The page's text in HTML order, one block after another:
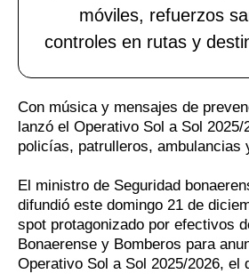
móviles, refuerzos
controles en rutas y
Con música y mensajes de
lanzó el Operativo Sol a Sol 2025/
policías, patrulleros, ambulancias
El ministro de Seguridad
difundió este domingo 21 de
spot protagonizado por efectivos
Bonaerense y Bomberos para
Operativo Sol a Sol 2025/2026, el